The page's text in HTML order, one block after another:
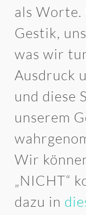
als Worte.
Gestik,
was wir
Ausdruck
und diese
unserem
Wir
„NICHT“
dazu in